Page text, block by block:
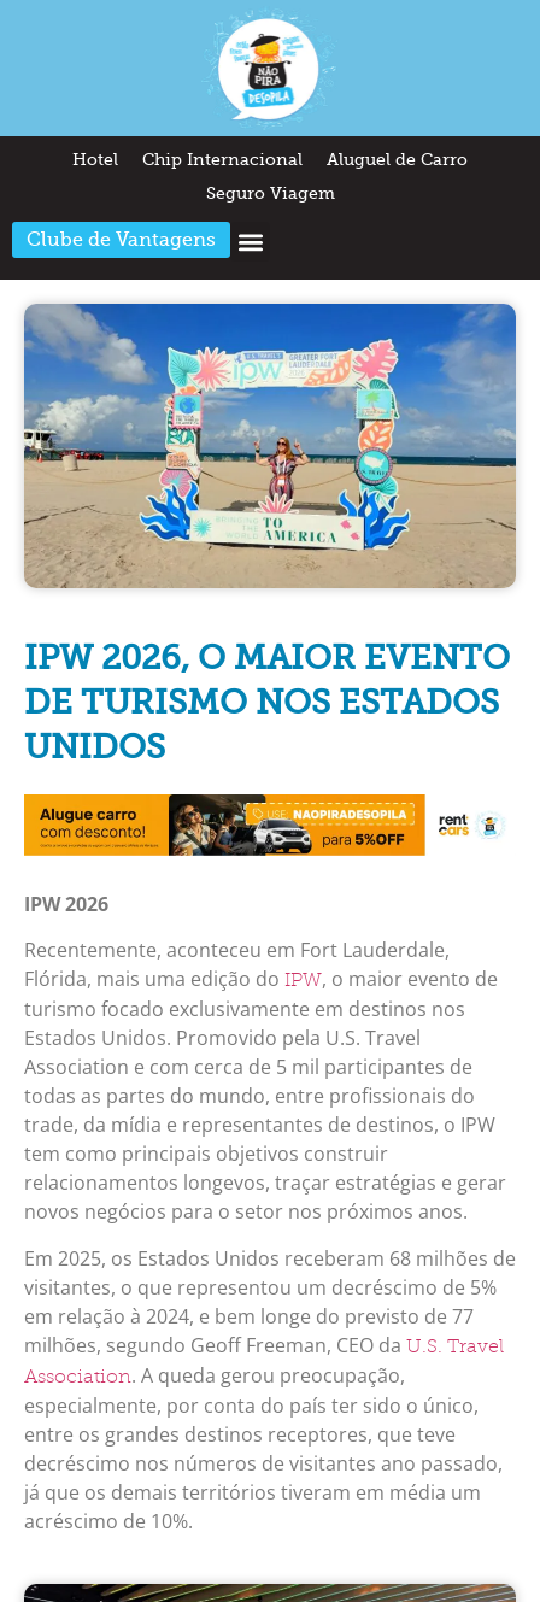
Hotel Chip Internacional
Aluguel de Carro
Seguro Viagem
Clube de Vantagens
IPW 2026, O MAIOR EVENTO
DE TURISMO NOS ESTADOS
UNIDOS
IPW 2026
Recentemente, aconteceu em Fort Lauderdale,
Flórida, mais uma edição do IPW, o maior evento de
turismo focado exclusivamente em destinos nos
Estados Unidos. Promovido pela U.S. Travel
Association e com cerca de 5 mil participantes de
todas as partes do mundo, entre profissionais do
trade, da mídia e representantes de destinos, o IPW
tem como principais objetivos construir
relacionamentos longevos, traçar estratégias e gerar
novos negócios para o setor nos próximos anos.
Em 2025, os Estados Unidos receberam 68 milhões de
visitantes, o que representou um decréscimo de 5%
em relação à 2024, e bem longe do previsto de 77
milhões, segundo Geoff Freeman, CEO da U.S. Travel
Association. A queda gerou preocupação,
especialmente, por conta do país ter sido o único,
entre os grandes destinos receptores, que teve
decréscimo nos números de visitantes ano passado,
já que os demais territórios tiveram em média um
acréscimo de 10%.